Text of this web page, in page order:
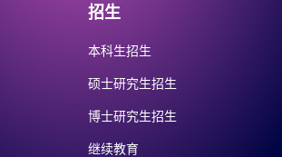
招生
本科生招生
硕士研究生招生
博士研究生招生
继续教育